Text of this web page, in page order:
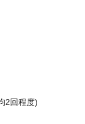
2回程度)